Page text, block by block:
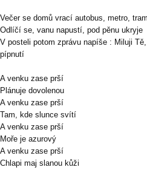
Večer se domů vrací autobus, metro,
Odlíčí se, vanu napustí, pod pěnu ukryje
V posteli potom zprávu napíše : Miluji
pípnutí
A venku zase prší
Plánuje dovolenou
A venku zase prší
Tam, kde slunce svítí
A venku zase prší
Moře je azurový
A venku zase prší
Chlapi maj slanou kůži